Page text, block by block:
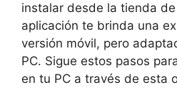
instalar desde la tienda
aplicación te‌ brinda una
versión móvil, pero
PC. Sigue estos pasos
‍en tu PC a través de ⁤esta